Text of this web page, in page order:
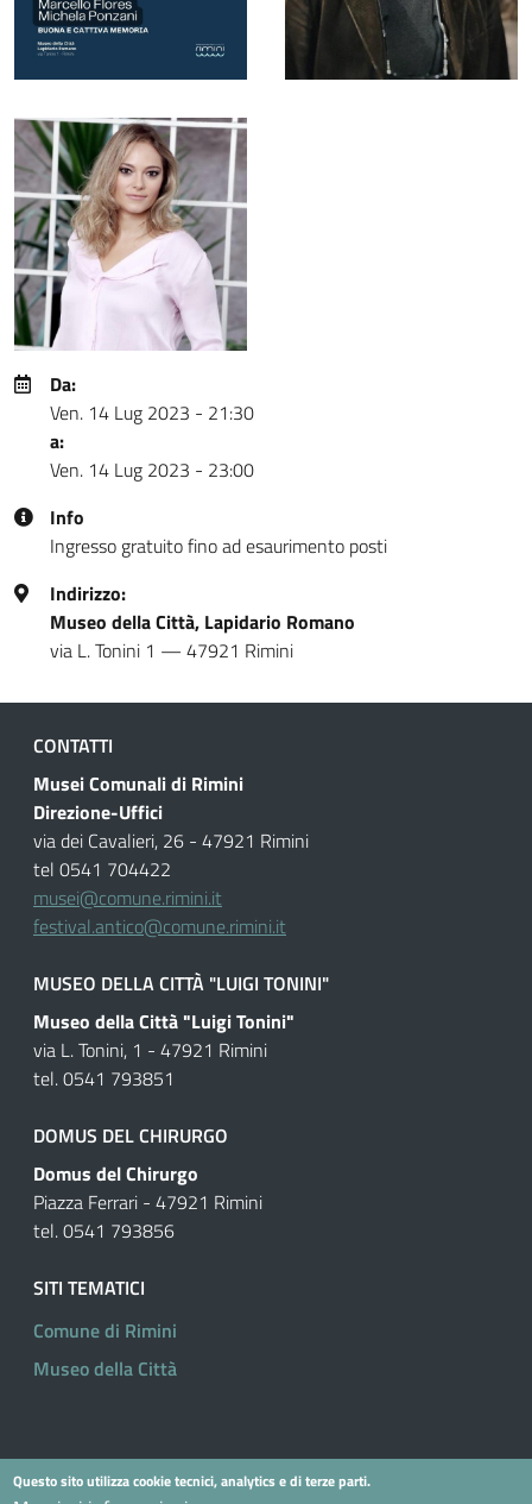
Da:
Ven. 14 Lug 2023 - 21:30
a:
Ven. 14 Lug 2023 - 23:00
Info
Ingresso gratuito fino ad esaurimento posti
Indirizzo:
Museo della Città, Lapidario Romano
via L. Tonini 1 — 47921 Rimini
CONTATTI
Musei Comunali di Rimini
Direzione-Uffici
via dei Cavalieri, 26 - 47921 Rimini
tel 0541 704422
musei@comune.rimini.it
festival.antico@comune.rimini.it
MUSEO DELLA CITTÀ "LUIGI TONINI"
Museo della Città "Luigi Tonini"
via L. Tonini, 1 - 47921 Rimini
tel. 0541 793851
DOMUS DEL CHIRURGO
Domus del Chirurgo
Piazza Ferrari - 47921 Rimini
tel. 0541 793856
SITI TEMATICI
Comune di Rimini
Museo della Città
Small prints
Useful links section
Privacy Policy
Questo sito utilizza cookie tecnici, analytics e di terze parti.